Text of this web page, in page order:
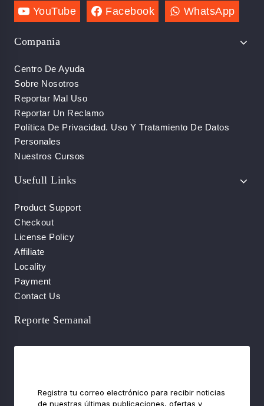
YouTube Facebook WhatsApp
Compania
Centro De Ayuda
Sobre Nosotros
Reportar Mal Uso
Reportar Un Reclamo
Política De Privacidad. Uso Y Tratamiento De Datos
Personales
Nuestros Cursos
Usefull Links
Product Support
Checkout
License Policy
Affiliate
Locality
Payment
Contact Us
Reporte Semanal